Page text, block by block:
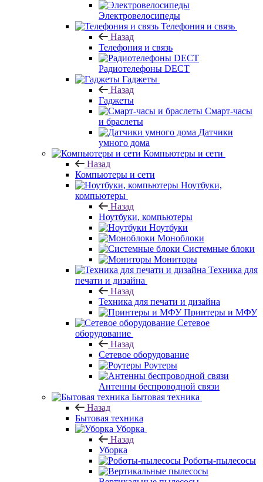
Электровелосипеды
Телефония и связь
Назад
Телефония и связь
Радиотелефоны DECT
Гаджеты
Назад
Гаджеты
Смарт-часы
и браслеты
Датчики
умного дома
Компьютеры и сети
Назад
Компьютеры и сети
Ноутбуки,
компьютеры
Назад
Ноутбуки, компьютеры
Ноутбуки
Моноблоки
Системные блоки
Мониторы
Техника для
печати и дизайна
Назад
Техника для печати и дизайна
Принтеры и МФУ
Сетевое
оборудование
Назад
Сетевое оборудование
Роутеры
Антенны беспроводной связи
Бытовая техника
Назад
Бытовая техника
Уборка
Назад
Уборка
Роботы-пылесосы